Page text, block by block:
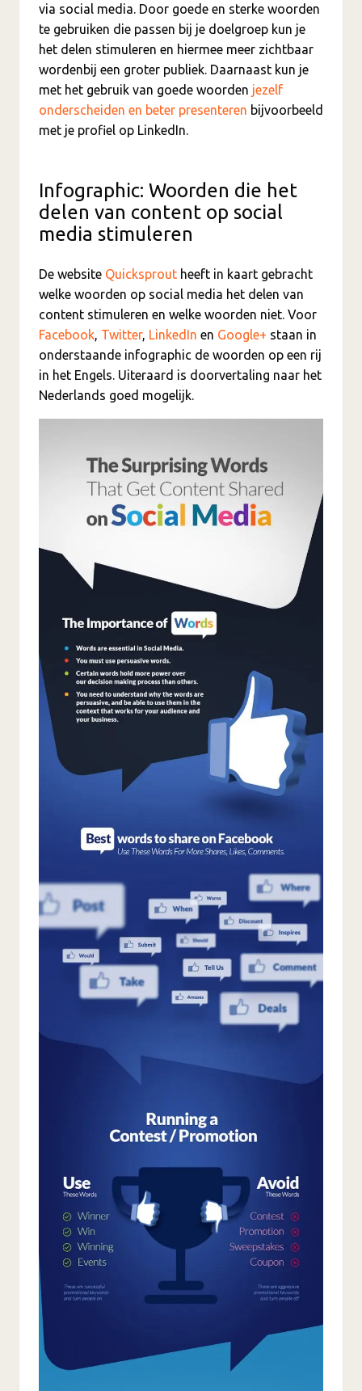
via social media. Door goede en sterke woorden
te gebruiken die passen bij je doelgroep kun je
het delen stimuleren en hiermee meer zichtbaar
wordenbij een groter publiek. Daarnaast kun je
met het gebruik van goede woorden jezelf
onderscheiden en beter presenteren bijvoorbeeld
met je profiel op LinkedIn.
Infographic: Woorden die het
delen van content op social
media stimuleren
De website Quicksprout heeft in kaart gebracht
welke woorden op social media het delen van
content stimuleren en welke woorden niet. Voor
Facebook, Twitter, LinkedIn en Google+ staan in
onderstaande infographic de woorden op een rij
in het Engels. Uiteraard is doorvertaling naar het
Nederlands goed mogelijk.